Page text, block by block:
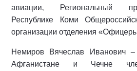
авиации, Региональный
Республике Коми
организации отделения
Немиров Вячеслав Иванович
Афганистане и Чечне